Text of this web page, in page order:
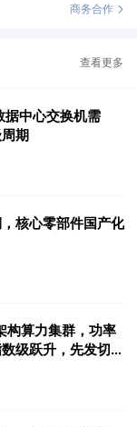
商务合作
查看更多
据中心交换机需
期
核心零部件国产化
构算力集群，功率
级跃升，先发切入